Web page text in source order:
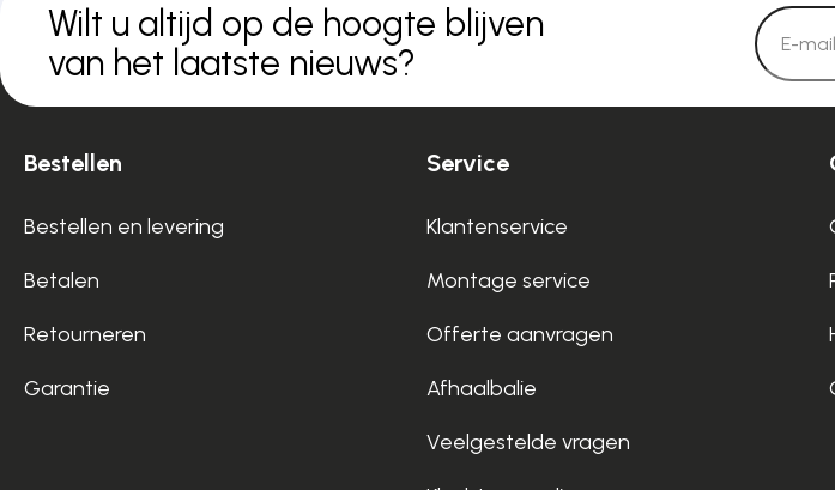
Wilt u altijd op de hoogte blijven
van het laatste nieuws?
Bestellen
Bestellen en levering
Betalen
Retourneren
Garantie
Service
Klantenservice
Montage service
Offerte aanvragen
Afhaalbalie
Veelgestelde vragen